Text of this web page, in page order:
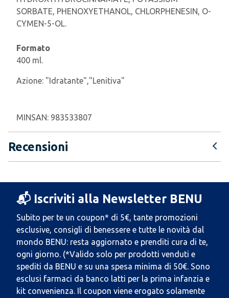
SORBATE, PHENOXYETHANOL, CHLORPHENESIN, O-
CYMEN-5-OL.
Formato
400 ml.
Azione: "Idratante","Lenitiva"
MINSAN: 983533807
Recensioni
📬 Iscriviti alla Newsletter BENU
Subito per te un coupon* di 5€, tante promozioni
esclusive, consigli di benessere e tutte le novità dal
mondo BENU: resta aggiornato e prenditi cura di te,
ogni giorno. (*Valido solo per prodotti venduti e
spediti da BENU e su una spesa minima di 50€. Sono
esclusi farmaci da banco latti per la prima infanzia e
kit convenienza. Il coupon viene erogato solamente